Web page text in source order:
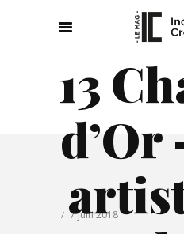
13
d’Or
7 juin 2018